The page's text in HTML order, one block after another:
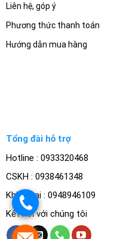
Liên hệ, góp ý
Phương thức thanh toán
Hướng dẫn mua hàng
Tổng đài hỗ trợ
Hotline : 0933320468
CSKH : 0938461348
Khiếu nại : 0948946109
Kết nối với chúng tôi
.